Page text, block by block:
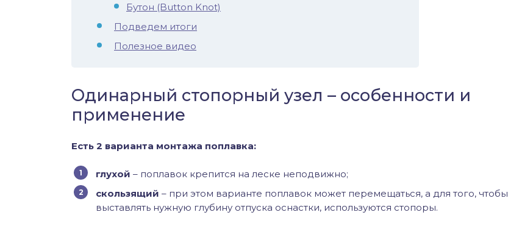
Бутон (Button Knot)
Подведем итоги
Полезное видео
Одинарный стопорный узел – особенности и
применение
Есть 2 варианта монтажа поплавка:
глухой – поплавок крепится на леске неподвижно;
скользящий – при этом варианте поплавок может перемещаться, а для того, чтобы
выставлять нужную глубину отпуска оснастки, используются стопоры.